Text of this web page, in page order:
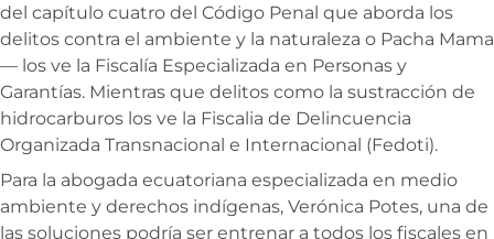
del capítulo cuatro del Código Penal que aborda los
delitos contra el ambiente y la naturaleza o Pacha Mama
— los ve la Fiscalía Especializada en Personas y
Garantías. Mientras que delitos como la sustracción de
hidrocarburos los ve la Fiscalia de Delincuencia
Organizada Transnacional e Internacional (Fedoti).
Para la abogada ecuatoriana especializada en medio
ambiente y derechos indígenas, Verónica Potes, una de
las soluciones podría ser entrenar a todos los fiscales en